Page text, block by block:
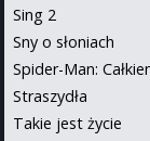
Sing 2
Sny o słoniach
Spider-Man:
Straszydła
Takie jest życie